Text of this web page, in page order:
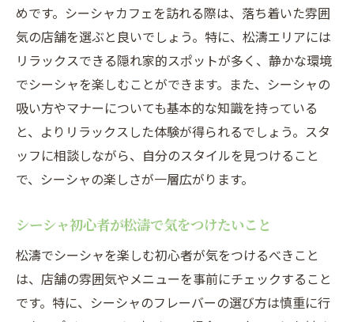
松濤で体験するスタイリッシュなシーシャ
空間
シーシャと共に楽しむ松濤のデザイン空間
松濤のシーシャスポットで味わうおしゃれ
なひととき
リラックスできる松濤のシーシャインテリ
間
めです。シーシャカフェを訪れる際は、落ち着いた雰囲
気の店舗を選ぶと良いでしょう。特に、松濤エリアには
リラックスできる隠れ家的スポットが多く、静かな環境
でシーシャを楽しむことができます。また、シーシャの
吸い方やマナーについても基本的な知識を持っている
と、よりリラックスした体験が得られるでしょう。スタ
ッフに相談しながら、自分のスタイルを見つけること
で、シーシャの楽しさが一層広がります。
シーシャ初心者が松濤で気をつけたいこと
松濤でシーシャを楽しむ初心者が気をつけるべきこと
は、店舗の雰囲気やメニューを事前にチェックすること
です。特に、シーシャのフレーバーの選び方は慎重に行